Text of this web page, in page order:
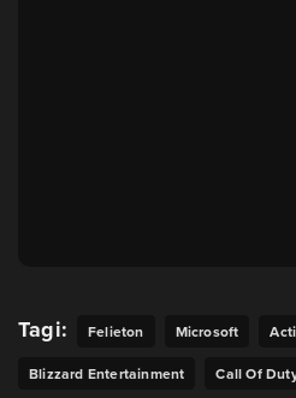
Tagi: Felieton Microsoft
Blizzard Entertainment
Call Of